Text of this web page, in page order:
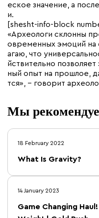
еское значение, а
и.
[shesht-info-block
«Археологи склонны
овременных эмоций на
агаю, что
йствительно
ный опыт на прошлое,
тся», – говорит
Мы
18 February 2022
What Is Gravity?
14 January 2023
Game Changing